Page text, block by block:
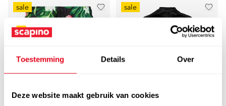
Toestemming Details Over
Deze website maakt gebruik van cookies
sale sale